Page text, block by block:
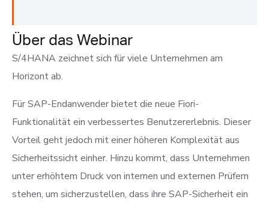
Über das Webinar
S/4HANA zeichnet sich für viele Unternehmen am
Horizont ab.
Für SAP-Endanwender bietet die neue Fiori-
Funktionalität ein verbessertes Benutzererlebnis. Dieser
Vorteil geht jedoch mit einer höheren Komplexität aus
Sicherheitssicht einher. Hinzu kommt, dass Unternehmen
unter erhöhtem Druck von internen und externen Prüfern
stehen, um sicherzustellen, dass ihre SAP-Sicherheit ein